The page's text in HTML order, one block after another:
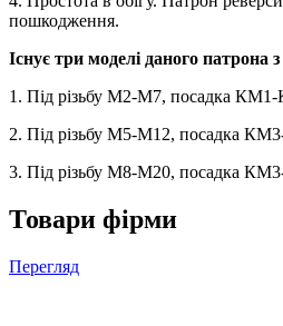
пошкодження.
Існує три моделі даного патрона
1. Під різьбу М2-М7, посадка
2. Під різьбу М5-М12, посадка
3. Під різьбу М8-М20, посадка
Товари фірми
Перегляд